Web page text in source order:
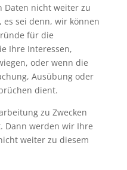
Daten nicht weiter zu
es sei denn, wir können
für die
Ihre Interessen,
oder wenn die
Ausübung oder
dient.
zu Zwecken
Dann werden wir Ihre
weiter zu diesem